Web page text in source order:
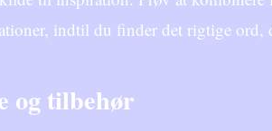
indtil du finder det rigtige ord,
og tilbehør